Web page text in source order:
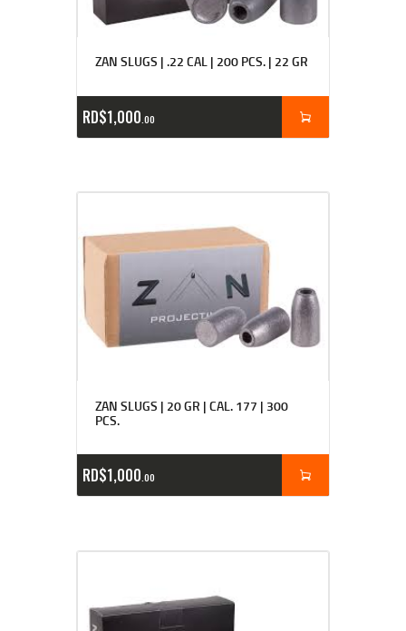
ZAN SLUGS | .22 CAL | 200 PCS. | 22 GR
RD$1,000 00
ZAN SLUGS | 20 GR | CAL. 177 | 300
PCS.
RD$1,000 00